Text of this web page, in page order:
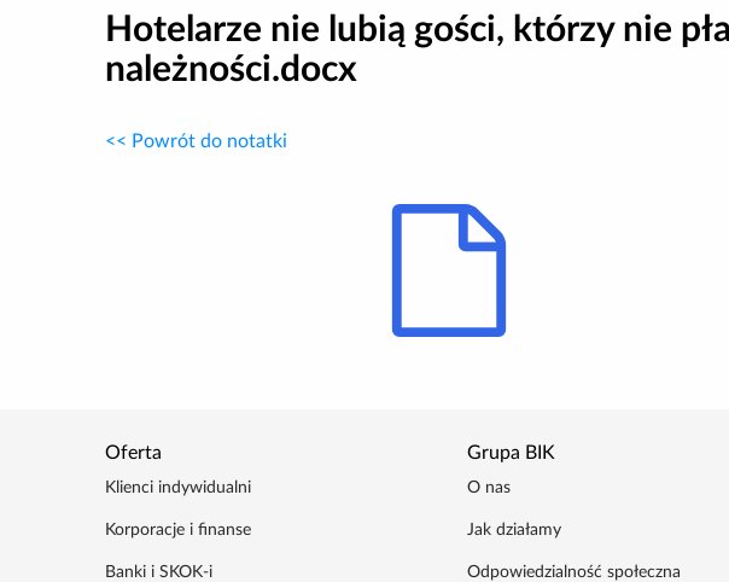
Hotelarze nie lubią gości, którzy nie
należności.docx
<< Powrót do notatki
Oferta
Klienci indywidualni
Korporacje i finanse
Banki i SKOK-i
Grupa BIK
O nas
Jak działamy
Odpowiedzialność społeczna